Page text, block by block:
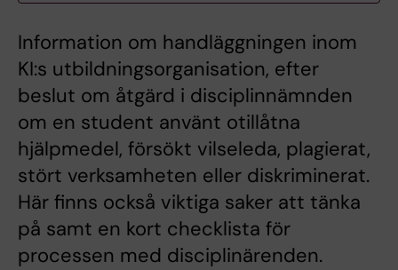
Information om handläggningen inom
KI:s utbildningsorganisation, efter
beslut om åtgärd i disciplinnämnden
om en student använt otillåtna
hjälpmedel, försökt vilseleda, plagierat,
stört verksamheten eller diskriminerat.
Här finns också viktiga saker att tänka
på samt en kort checklista för
processen med disciplinärenden.